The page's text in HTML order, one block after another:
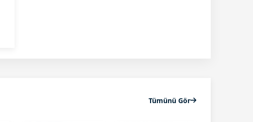
Tümünü Gör